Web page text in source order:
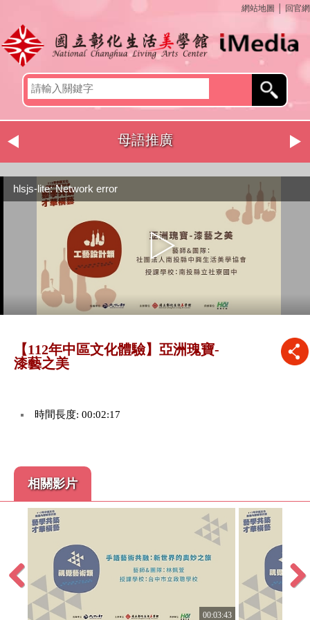
網站地圖 回官網
母語推廣
hlsjs-lite: Network error
【112年中區文化體驗】亞洲瑰寶-
漆藝之美
時間長度: 00:02:17
相關影片
00:03:43
Previous